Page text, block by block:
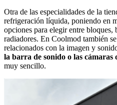
Otra de las especialidades de la
refrigeración líquida, poniendo en
opciones para elegir entre bloques,
radiadores. En Coolmod también
relacionados con la imagen y
la barra de sonido o las cámaras
muy sencillo.